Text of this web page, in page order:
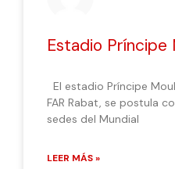
Estadio Príncipe
El estadio Príncipe
FAR Rabat, se postula
sedes del Mundial
LEER MÁS »